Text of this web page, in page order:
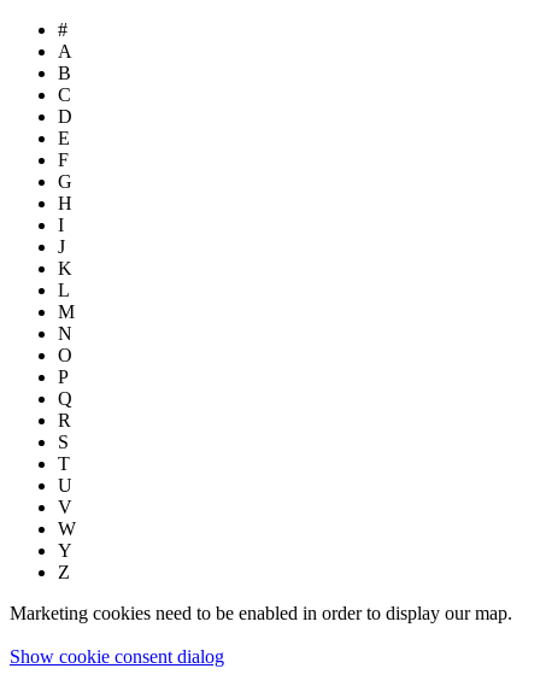
#
A
B
C
D
E
F
G
H
I
J
K
L
M
N
O
P
Q
R
S
T
U
V
W
Y
Z
Marketing cookies need to be enabled in order to display our map.
Show cookie consent dialog